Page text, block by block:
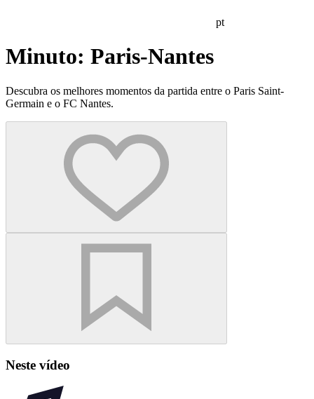
pt
Minuto: Paris-Nantes
Descubra os melhores momentos da partida entre o Paris Saint-
Germain e o FC Nantes.
Neste vídeo